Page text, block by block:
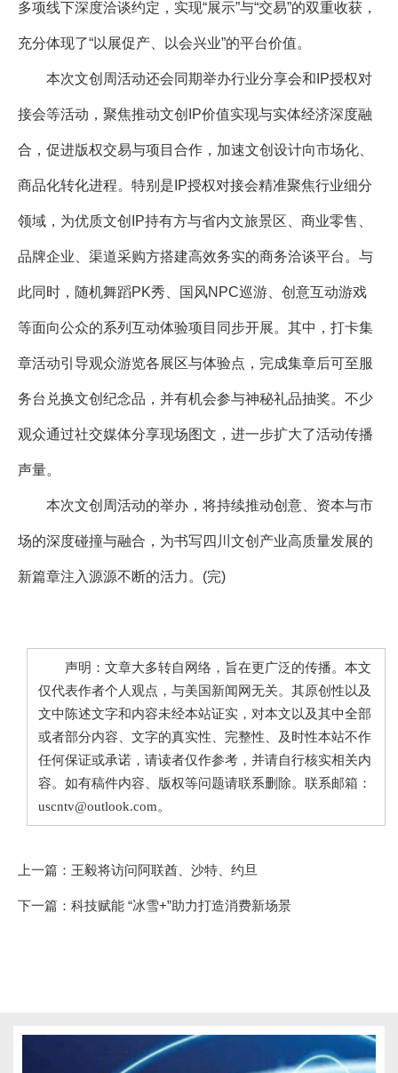
多项线下深度洽谈约定，实现“展示”与“交易”的双重收获，
充分体现了“以展促产、以会兴业”的平台价值。
本次文创周活动还会同期举办行业分享会和IP授权对
接会等活动，聚焦推动文创IP价值实现与实体经济深度融
合，促进版权交易与项目合作，加速文创设计向市场化、
商品化转化进程。特别是IP授权对接会精准聚焦行业细分
领域，为优质文创IP持有方与省内文旅景区、商业零售、
品牌企业、渠道采购方搭建高效务实的商务洽谈平台。与
此同时，随机舞蹈PK秀、国风NPC巡游、创意互动游戏
等面向公众的系列互动体验项目同步开展。其中，打卡集
章活动引导观众游览各展区与体验点，完成集章后可至服
务台兑换文创纪念品，并有机会参与神秘礼品抽奖。不少
观众通过社交媒体分享现场图文，进一步扩大了活动传播
声量。
本次文创周活动的举办，将持续推动创意、资本与市
场的深度碰撞与融合，为书写四川文创产业高质量发展的
新篇章注入源源不断的活力。(完)
声明：文章大多转自网络，旨在更广泛的传播。本文
仅代表作者个人观点，与美国新闻网无关。其原创性以及
文中陈述文字和内容未经本站证实，对本文以及其中全部
或者部分内容、文字的真实性、完整性、及时性本站不作
任何保证或承诺，请读者仅作参考，并请自行核实相关内
容。如有稿件内容、版权等问题请联系删除。联系邮箱：
uscntv@outlook.com。
上一篇： 王毅将访问阿联酋、沙特、约旦
下一篇： 科技赋能 “冰雪+”助力打造消费新场景